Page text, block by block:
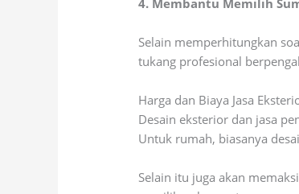
4. Membantu Memilih
Selain memperhitungkan
tukang profesional
Harga dan Biaya Jasa
Desain eksterior dan jasa
Untuk rumah, biasanya
Selain itu juga akan